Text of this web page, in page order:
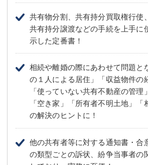
共有物分割、共有持分買取権行使
共有持分譲渡などの手続を上手に
示した定番書！
相続や離婚の際にあわせて問題と
の１人による居住」「収益物件の
「使っていない共有不動産の管理
「空き家」「所有者不明土地」
の解決のヒントに！
他の共有者等に対する通知書・合
の類型ごとの訴状、紛争当事者の